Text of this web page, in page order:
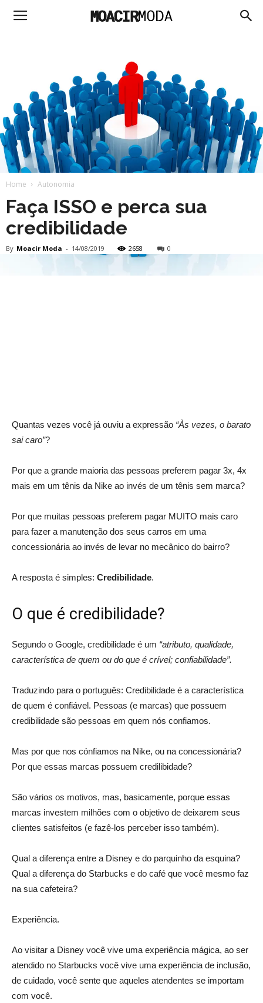
Moacir
Home Autonomia
Faça ISSO e perca sua
credibilidade
By Moacir Moda - 14/08/2019 2658 0
Quantas vezes você já ouviu a expressão “Às vezes, o barato
sai caro”?
Por que a grande maioria das pessoas preferem pagar 3x, 4x
mais em um tênis da Nike ao invés de um tênis sem marca?
Por que muitas pessoas preferem pagar MUITO mais caro
para fazer a manutenção dos seus carros em uma
concessionária ao invés de levar no mecânico do bairro?
A resposta é simples: Credibilidade.
O que é credibilidade?
Segundo o Google, credibilidade é um “atributo, qualidade,
característica de quem ou do que é crível; confiabilidade”.
Traduzindo para o português: Credibilidade é a característica
de quem é confiável. Pessoas (e marcas) que possuem
credibilidade são pessoas em quem nós confiamos.
Mas por que nos cónfiamos na Nike, ou na concessionária?
Por que essas marcas possuem credilibidade?
São vários os motivos, mas, basicamente, porque essas
marcas investem milhões com o objetivo de deixarem seus
clientes satisfeitos (e fazê-los perceber isso também).
Qual a diferença entre a Disney e do parquinho da esquina?
Qual a diferença do Starbucks e do café que você mesmo faz
na sua cafeteira?
Experiência.
Ao visitar a Disney você vive uma experiência mágica, ao ser
atendido no Starbucks você vive uma experiência de inclusão,
de cuidado, você sente que aqueles atendentes se importam
com você.